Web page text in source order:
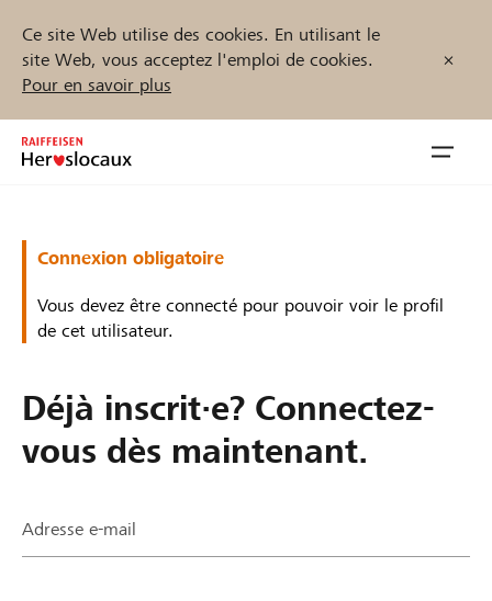
Ce site Web utilise des cookies. En utilisant le
site Web, vous acceptez l'emploi de cookies.
Pour en savoir plus
Inhalt
Parrainer
Partenaires / Banques Raiffeisen
Démarrez maintenant
Connexion obligatoire
Vous devez être connecté pour pouvoir voir le profil
de cet utilisateur.
Déjà inscrit·e? Connectez-
vous dès maintenant.
Adresse e-mail